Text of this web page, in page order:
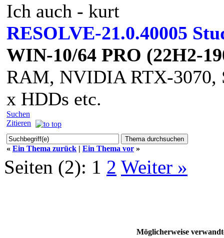
Ich auch - kurt
RESOLVE-21.0.40005
WIN-10/64 PRO (22H2-
RAM, NVIDIA RTX-3070,
x HDDs etc.
Suchen
Zitieren
« Ein Thema zurück | Ein Thema vor »
Seiten (2): 1 2 Weiter »
Möglicherweise